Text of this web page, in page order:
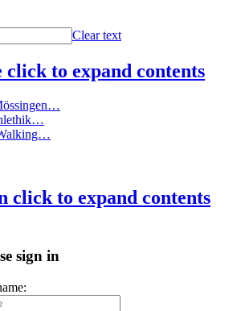
Clear text
click to expand contents
click to expand contents
sign in